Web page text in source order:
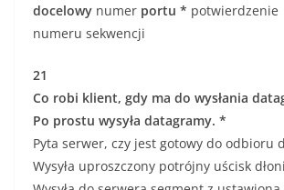
docelowy numer portu * potwierdzenie
numeru sekwencji
21
Co robi klient, gdy ma do wysłania
Po prostu wysyła datagramy. *
Pyta serwer, czy jest gotowy do odbioru
Wysyła uproszczony potrójny uścisk